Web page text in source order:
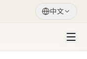
中文